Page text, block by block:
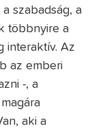
szabadság, a
többnyire a
interaktív. Az
az emberi
-, a
aki a